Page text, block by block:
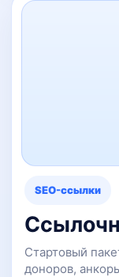
SEO-ссылки
Стартовый
доноров,